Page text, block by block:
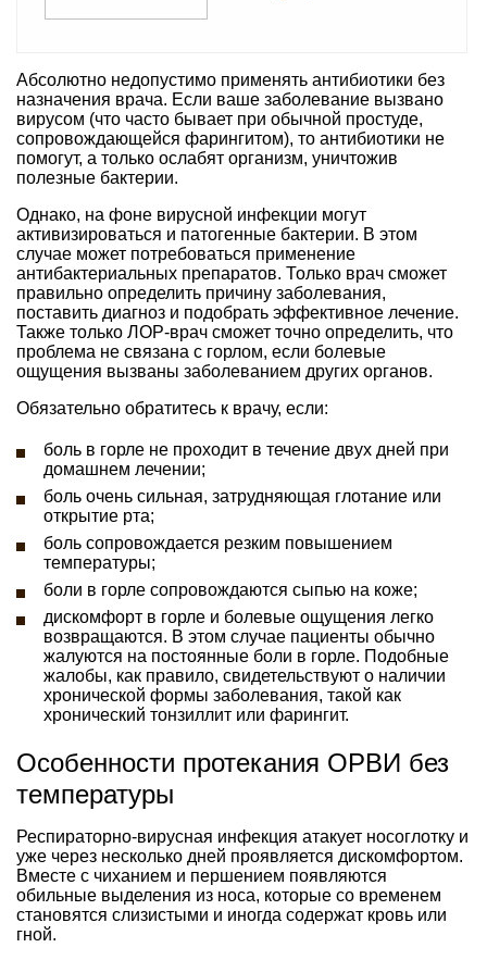
Абсолютно недопустимо применять антибиотики без
назначения врача. Если ваше заболевание вызвано
вирусом (что часто бывает при обычной простуде,
сопровождающейся фарингитом), то антибиотики не
помогут, а только ослабят организм, уничтожив
полезные бактерии.
Однако, на фоне вирусной инфекции могут
активизироваться и патогенные бактерии. В этом
случае может потребоваться применение
антибактериальных препаратов. Только врач сможет
правильно определить причину заболевания,
поставить диагноз и подобрать эффективное лечение.
Также только ЛОР-врач сможет точно определить, что
проблема не связана с горлом, если болевые
ощущения вызваны заболеванием других органов.
Обязательно обратитесь к врачу, если:
боль в горле не проходит в течение двух дней при
домашнем лечении;
боль очень сильная, затрудняющая глотание или
открытие рта;
боль сопровождается резким повышением
температуры;
боли в горле сопровождаются сыпью на коже;
дискомфорт в горле и болевые ощущения легко
возвращаются. В этом случае пациенты обычно
жалуются на постоянные боли в горле. Подобные
жалобы, как правило, свидетельствуют о наличии
хронической формы заболевания, такой как
хронический тонзиллит или фарингит.
Особенности протекания ОРВИ без
температуры
Респираторно-вирусная инфекция атакует носоглотку и
уже через несколько дней проявляется дискомфортом.
Вместе с чиханием и першением появляются
обильные выделения из носа, которые со временем
становятся слизистыми и иногда содержат кровь или
гной.